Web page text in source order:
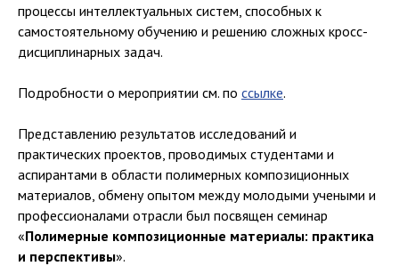
процессы интеллектуальных систем, способных к
самостоятельному обучению и решению сложных кросс-
дисциплинарных задач.
Подробности о мероприятии см. по ссылке.
Представлению результатов исследований и
практических проектов, проводимых студентами и
аспирантами в области полимерных композиционных
материалов, обмену опытом между молодыми учеными и
профессионалами отрасли был посвящен семинар
«Полимерные композиционные материалы: практика
и перспективы».